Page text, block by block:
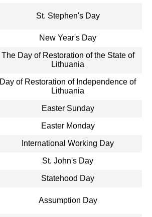
St. Stephen's Day
New Year's Day
The Day of Restoration of the State of
Lithuania
Day of Restoration of Independence of
Lithuania
Easter Sunday
Easter Monday
International Working Day
St. John's Day
Statehood Day
Assumption Day